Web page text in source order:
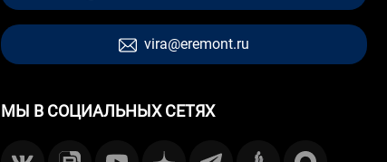
vira@eremont.ru
МЫ В СОЦИАЛЬНЫХ СЕТЯХ